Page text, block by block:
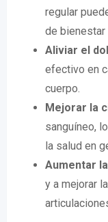
regular
de bienestar
Aliviar el
efectivo en
cuerpo.
Mejorar la
sanguíneo,
la salud en
Aumentar
y a mejorar